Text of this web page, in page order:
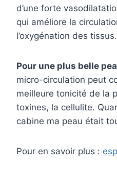
d’une forte
qui améliore la
l’oxygénation des tissus.
Pour une plus belle
micro-circulation peut
meilleure tonicité de la
toxines, la cellulite.
cabine ma peau était
Pour en savoir plus :